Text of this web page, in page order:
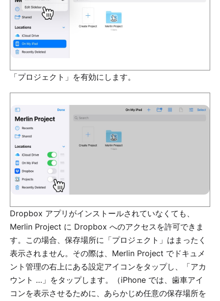
「プロジェクト」を有効にします。
Dropbox アプリがインストールされていなくても、
Merlin Project に Dropbox へのアクセスを許可できま
す。この場合、保存場所に「プロジェクト」はまったく
表示されません。その際は、Merlin Project でドキュメ
ント管理の右上にある設定アイコンをタップし、「アカ
ウント …」をタップします。（iPhone では、歯車アイ
コンを表示させるために、あらかじめ任意の保存場所を